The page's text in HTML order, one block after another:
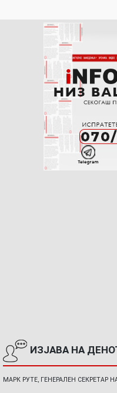
ИЗЈАВА НА
МАРК РУТЕ, ГЕНЕРАЛЕН СЕКРЕТАР